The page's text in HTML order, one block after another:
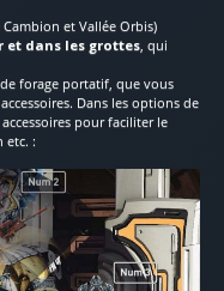
et Vallée Orbis)
et dans les grottes, qui
forage portatif, que vous
Dans les options de
pour faciliter le
etc. :